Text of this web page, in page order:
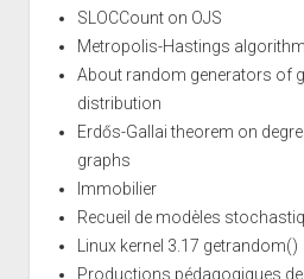
SLOCCount on OJS
Metropolis-Hastings
About random generators of
distribution
Erdős-Gallai theorem on
graphs
Immobilier
Recueil de modèles
Linux kernel 3.17 getrandom()
Productions pédagogiques